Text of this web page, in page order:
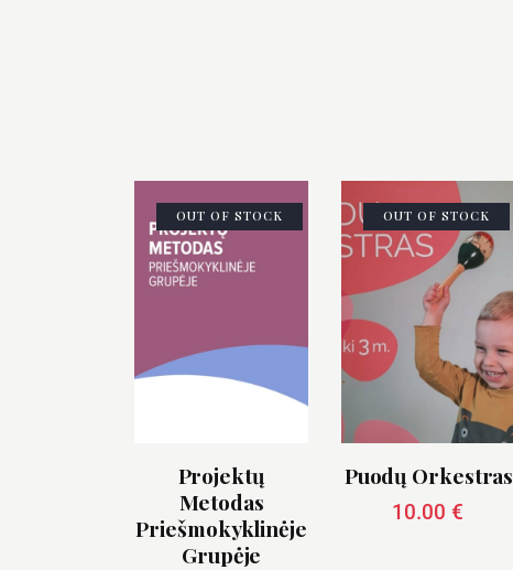
OUT OF STOCK
Projektų
Metodas
Priešmokyklinėje
Grupėje
OUT OF STOCK
Puodų Orkestras
10.00 €